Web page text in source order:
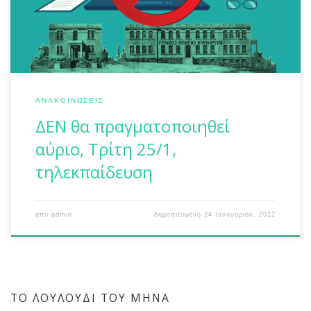
Αλέξανδρου Κόπτση, ανακοινώνει: -Λόγω της κήρυξης
γενικής αργίας, ΔΕΝ θα πραγματοποιηθεί αύριο, Τρίτη
25/1, τηλεκπαίδευση στις περιοχές […]
ΑΝΑΚΟΙΝΏΣΕΙΣ
ΔΕΝ θα πραγματοποιηθεί
αύριο, Τρίτη 25/1,
τηλεκπαίδευση
από admin δημοσιευμένο 24 Ιανουαρίου, 2022
ΤΟ ΛΟΥΛΟΎΔΙ ΤΟΥ ΜΉΝΑ